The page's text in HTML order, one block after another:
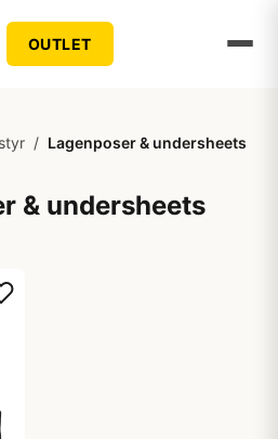
OUTLET
/ Lagenposer & undersheets
& undersheets